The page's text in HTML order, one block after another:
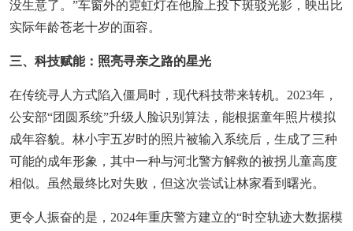
没生意了。”车窗外的霓虹灯在他脸上投下斑驳光影，映出比
实际年龄苍老十岁的面容。
三、科技赋能：照亮寻亲之路的星光
在传统寻人方式陷入僵局时，现代科技带来转机。2023年，
公安部“团圆系统”升级人脸识别算法，能根据童年照片模拟
成年容貌。林小宇五岁时的照片被输入系统后，生成了三种
可能的成年形象，其中一种与河北警方解救的被拐儿童高度
相似。虽然最终比对失败，但这次尝试让林家看到曙光。
更令人振奋的是，2024年重庆警方建立的“时空轨迹大数据模